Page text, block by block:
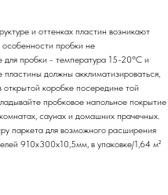
и оттенках пластин возникают
пробки не
для пробки - температура 15-20ºС и
должны акклиматизироваться,
коробке посередине той
пробковое напольное покрытие
саунах и домашних прачечных.
паркета для возможного расширения
910х300х10,5мм, в упаковке/1,64 м²